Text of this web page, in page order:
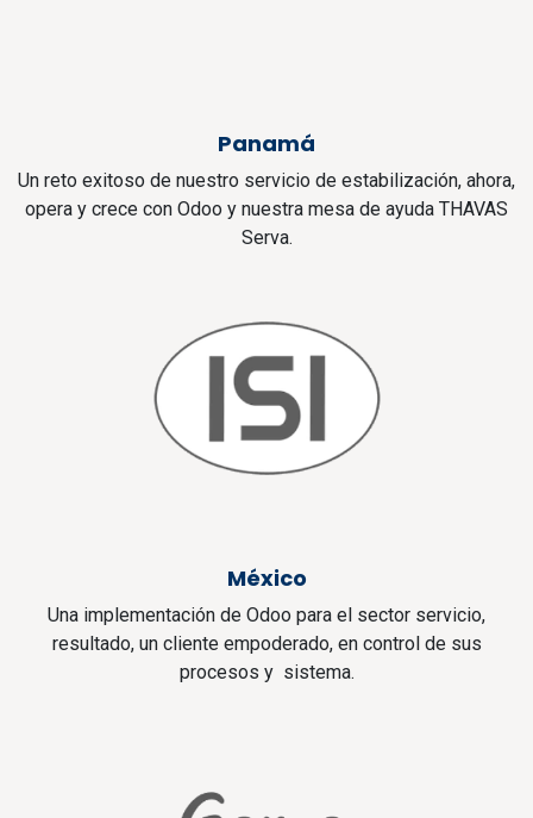
Panamá
Un reto exitoso de nuestro servicio de estabilización, ahora,
opera y crece con Odoo y nuestra mesa de ayuda THAVAS
Serva.
México
Una implementación de Odoo para el sector servicio,
resultado, un cliente empoderado, en control de sus
procesos y sistema.